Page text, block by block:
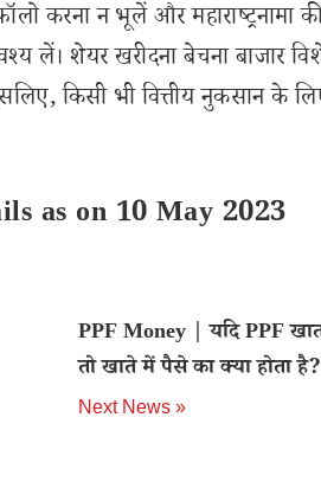
करना न भूलें और
लें। शेयर खरीदना बेचना बाजार
किसी भी वित्तीय नुकसान के लिए
as on 10 May 2023
PPF Money | यदि PPF
तो खाते में पैसे का क्या होता
Next News »